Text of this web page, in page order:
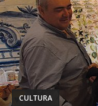
CULTURA